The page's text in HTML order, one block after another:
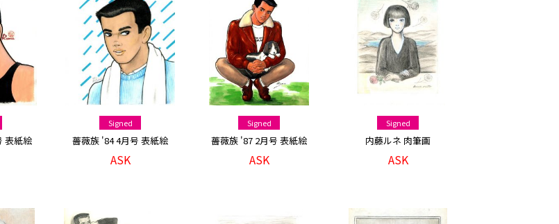
表紙絵
Signed
薔薇族 '84 4月号 表紙絵
ASK
Signed
薔薇族 '87 2月号 表紙絵
ASK
Signed
内藤ルネ 肉筆画
ASK